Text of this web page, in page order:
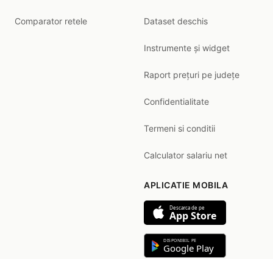
Comparator retele Dataset deschis
Instrumente și widget
Raport prețuri pe județe
Confidentialitate
Termeni si conditii
Calculator salariu net
APLICATIE MOBILA
Descarca de pe
App Store
DISPONIBIL PE
Google Play